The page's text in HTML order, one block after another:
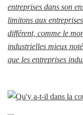
entreprises dans son
limitons aux
différent, comme le
industrielles mieux
que les entreprises